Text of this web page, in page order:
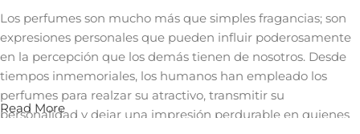
Los perfumes son mucho más que simples fragancias; son
expresiones personales que pueden influir poderosamente
en la percepción que los demás tienen de nosotros. Desde
tiempos inmemoriales, los humanos han empleado los
perfumes para realzar su atractivo, transmitir su
personalidad y dejar una impresión perdurable en quienes
Read More